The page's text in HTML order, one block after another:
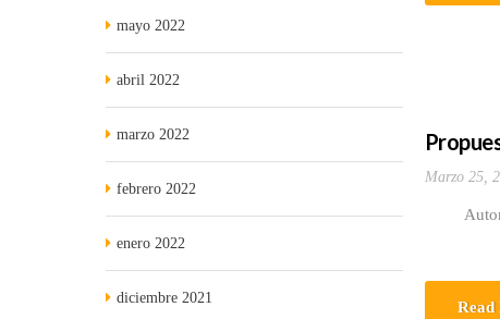
Marzo 25,
Autor:
Read
mayo 2022
abril 2022
marzo 2022
febrero 2022
enero 2022
diciembre 2021